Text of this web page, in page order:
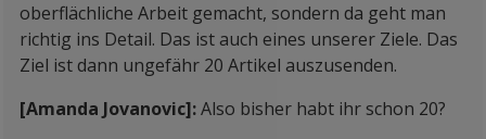
oberflächliche Arbeit gemacht, sondern da geht man
richtig ins Detail. Das ist auch eines unserer Ziele. Das
Ziel ist dann ungefähr 20 Artikel auszusenden.
[Amanda Jovanovic]:Also bisher habt ihr schon 20?